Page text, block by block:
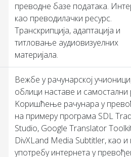
преводне базе података.
као преводилачки ресурс.
Транскрипција, адаптација и
титловање аудиовизуелних
материјала.
Вежбе у рачунарској
облици наставе и самостални
Kоришћењe рачунара у
на примеру програма SDL
Studio, Google Translator
DivXLand Media Subtitler, као и
употребу интернета у